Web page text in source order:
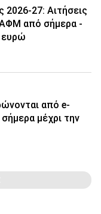
2026-27: Αιτήσεις
από σήμερα -
ευρώ
από e-
μέχρι την